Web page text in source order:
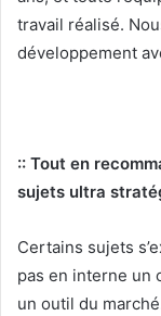
travail réalisé.
développement
:: Tout en
sujets ultra
Certains sujets
pas en interne un
un outil du